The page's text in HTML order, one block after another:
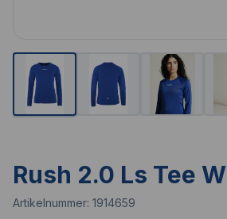
Rush 2.0 Ls Tee W
Artikelnummer: 1914659